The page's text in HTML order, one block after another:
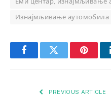
Изнајмљивање аутомобила
FacebookTwitter
PREVIOUS ARTICLE